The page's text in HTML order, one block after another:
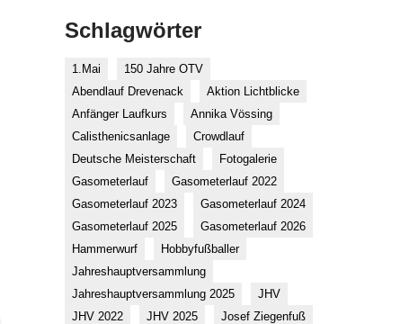
Schlagwörter
1.Mai
150 Jahre OTV
Abendlauf Drevenack
Aktion Lichtblicke
Anfänger Laufkurs
Annika Vössing
Calisthenicsanlage
Crowdlauf
Deutsche Meisterschaft
Fotogalerie
Gasometerlauf
Gasometerlauf 2022
Gasometerlauf 2023
Gasometerlauf 2024
Gasometerlauf 2025
Gasometerlauf 2026
Hammerwurf
Hobbyfußballer
Jahreshauptversammlung
Jahreshauptversammlung 2025
JHV
JHV 2022
JHV 2025
Josef Ziegenfuß